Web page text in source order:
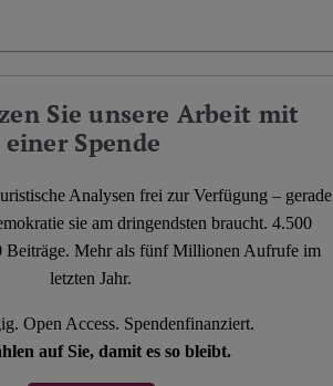
Sie unsere Arbeit mit
einer Spende
Analysen frei zur Verfügung – gerade
sie am dringendsten braucht. 4.500
Beiträge. Mehr als fünf Millionen Aufrufe im
letzten Jahr.
Open Access. Spendenfinanziert.
auf Sie, damit es so bleibt.